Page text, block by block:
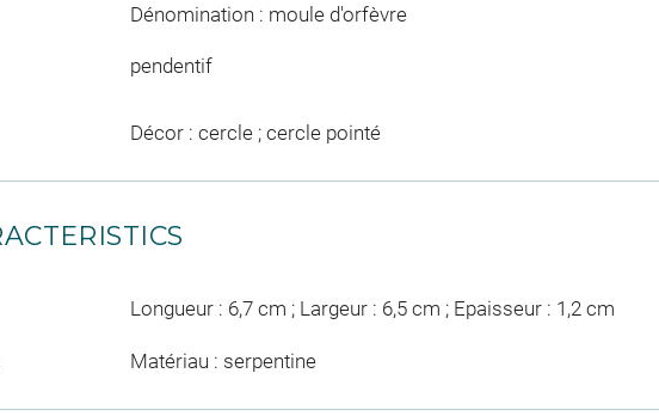
Dénomination : moule d'orfèvre
pendentif
Décor : cercle ; cercle pointé
Longueur : 6,7 cm ; Largeur : 6,5 cm ; Epaisseur : 1,2 cm
Matériau : serpentine